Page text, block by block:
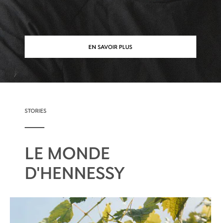
EN SAVOIR PLUS
STORIES
LE MONDE
D'HENNESSY